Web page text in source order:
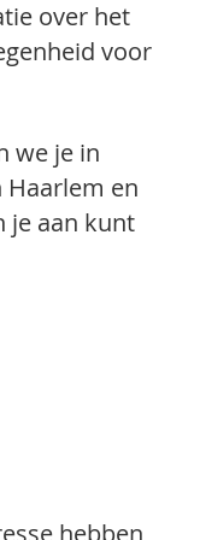
over het
voor
we je in
en
je aan kunt